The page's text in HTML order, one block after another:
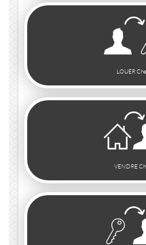
LOUER
VENDRE